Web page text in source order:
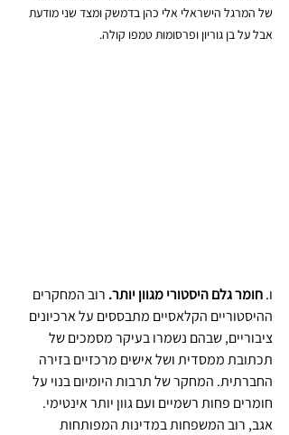
של המרגל הישראלי אלי כהן בדמשק ומצד שני מודעת
אבל על בן גוריון ופרסומות טמפו קולה.
ו. חומר גלם היסטורי מגוון יותר. רוב המחקרים
ההיסטוריים הקלאסיים מתבססים על ארכיונים
ציבוריים, שבהם נשמרו בעיקר מסמכים של
תכתובת ממסדית ושל אישים מרכזיים בזירה
החברתית. המחקר של תרבות היומיום בנוי על
חומרים פחות רשמיים ועם גוון יותר אינטימי.
אגב, רוב המשפחות במדינות המפותחות